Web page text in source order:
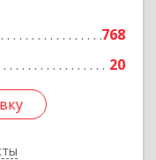
768
20